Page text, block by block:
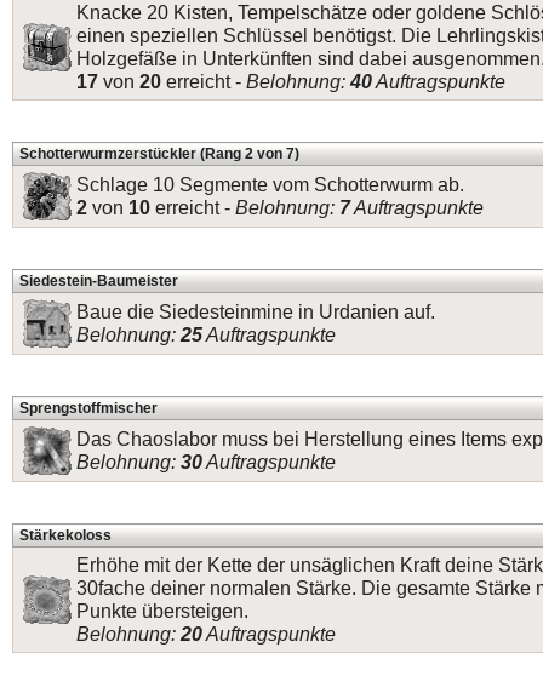
Knacke 20 Kisten, Tempelschätze oder goldene
einen speziellen Schlüssel benötigst. Die
Holzgefäße in Unterkünften sind dabei
17 von 20 erreicht - Belohnung:40Auftragspunkte
Schotterwurmzerstückler (Rang 2 von 7)
Schlage 10 Segmente vom Schotterwurm ab.
2 von 10 erreicht - Belohnung: 7Auftragspunkte
Siedestein-Baumeister
Baue die Siedesteinmine in Urdanien auf.
Belohnung: 25Auftragspunkte
Sprengstoffmischer
Das Chaoslabor muss bei Herstellung eines Items
Belohnung: 30Auftragspunkte
Stärkekoloss
Erhöhe mit der Kette der unsäglichen Kraft deine
30fache deiner normalen Stärke. Die gesamte Stärke
Punkte übersteigen.
Belohnung: 20Auftragspunkte